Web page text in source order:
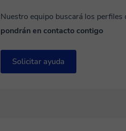
Nuestro equipo buscará los perfiles
pondrán en contacto contigo
Solicitar ayuda